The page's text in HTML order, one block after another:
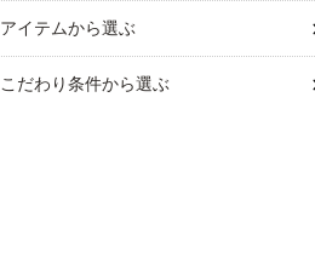
アイテムから選ぶ
こだわり条件から選ぶ